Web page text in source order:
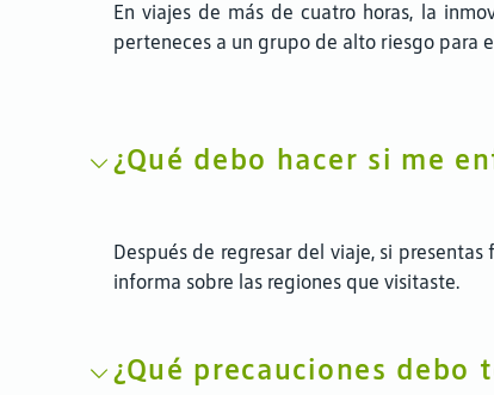
En viajes de más de cuatro horas, la
perteneces a un grupo de alto riesgo para
¿Qué debo hacer si me
Después de regresar del viaje, si
informa sobre las regiones que visitaste.
¿Qué precauciones